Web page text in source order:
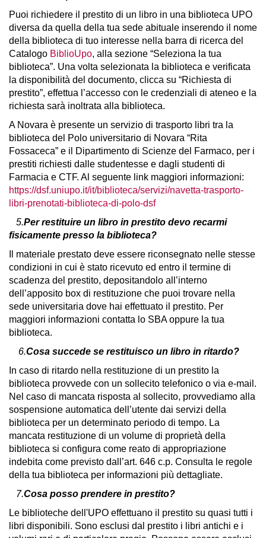
Puoi richiedere il prestito di un libro in una biblioteca UPO
diversa da quella della tua sede abituale inserendo il nome
della biblioteca di tuo interesse nella barra di ricerca del
Catalogo BiblioUpo, alla sezione “Seleziona la tua
biblioteca”. Una volta selezionata la biblioteca e verificata
la disponibilità del documento, clicca su “Richiesta di
prestito”, effettua l’accesso con le credenziali di ateneo e la
richiesta sarà inoltrata alla biblioteca.
A Novara è presente un servizio di trasporto libri tra la
biblioteca del Polo universitario di Novara “Rita
Fossaceca” e il Dipartimento di Scienze del Farmaco, per i
prestiti richiesti dalle studentesse e dagli studenti di
Farmacia e CTF. Al seguente link maggiori informazioni:
https://dsf.uniupo.it/it/biblioteca/servizi/navetta-trasporto-
libri-prenotati-biblioteca-di-polo-dsf
5.Per restituire un libro in prestito devo recarmi
fisicamente presso la biblioteca?
Il materiale prestato deve essere riconsegnato nelle stesse
condizioni in cui è stato ricevuto ed entro il termine di
scadenza del prestito, depositandolo all’interno
dell’apposito box di restituzione che puoi trovare nella
sede universitaria dove hai effettuato il prestito. Per
maggiori informazioni contatta lo SBA oppure la tua
biblioteca.
6.Cosa succede se restituisco un libro in ritardo?
In caso di ritardo nella restituzione di un prestito la
biblioteca provvede con un sollecito telefonico o via e-mail.
Nel caso di mancata risposta al sollecito, provvediamo alla
sospensione automatica dell’utente dai servizi della
biblioteca per un determinato periodo di tempo. La
mancata restituzione di un volume di proprietà della
biblioteca si configura come reato di appropriazione
indebita come previsto dall’art. 646 c.p. Consulta le regole
della tua biblioteca per informazioni più dettagliate.
7.Cosa posso prendere in prestito?
Le biblioteche dell'UPO effettuano il prestito su quasi tutti i
libri disponibili. Sono esclusi dal prestito i libri antichi e i